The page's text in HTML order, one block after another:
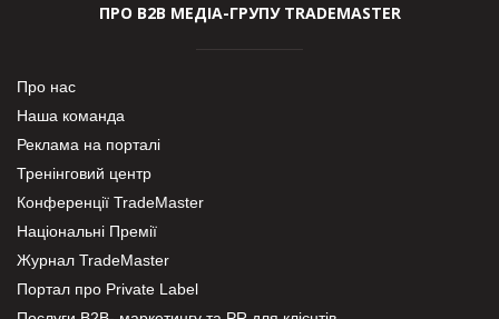
ПРО В2В МЕДІА-ГРУПУ TRADEMASTER
Про нас
Наша команда
Реклама на порталі
Тренінговий центр
Конференції TradeMaster
Національні Премії
Журнал TradeMaster
Портал про Private Label